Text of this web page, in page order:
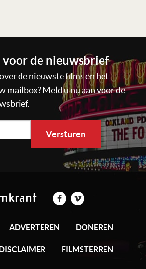
voor de nieuwsbrief
de nieuwste films en het
mailbox? Meld u nu aan voor de
ADVERTEREN DONEREN
DISCLAIMER FILMSTERREN